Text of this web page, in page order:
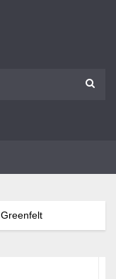
Greenfelt